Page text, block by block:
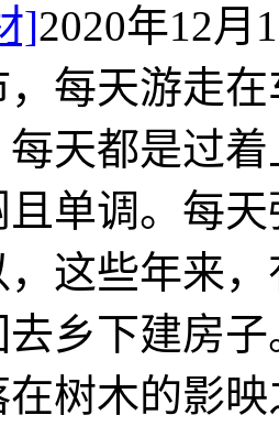
]2020年12月
每天游走
天都是过
单调。每
，这些年来
去乡下建房
在树木的影